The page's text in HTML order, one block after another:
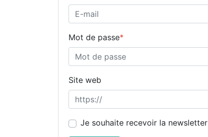
Mot de passe*
Site web
Je souhaite recevoir la newsletter